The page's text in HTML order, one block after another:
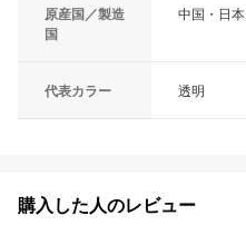
原産国／製造
国
中国・日本
代表カラー 透明
購入した人のレビュー